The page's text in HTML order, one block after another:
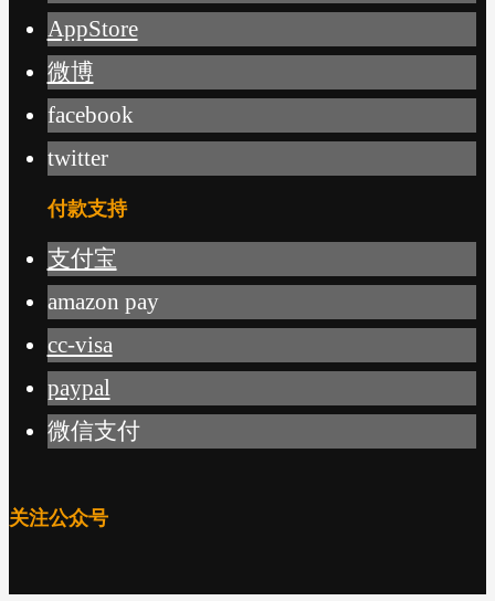
AppStore
微博
facebook
twitter
付款支持
支付宝
amazon pay
cc-visa
paypal
微信支付
关注公众号